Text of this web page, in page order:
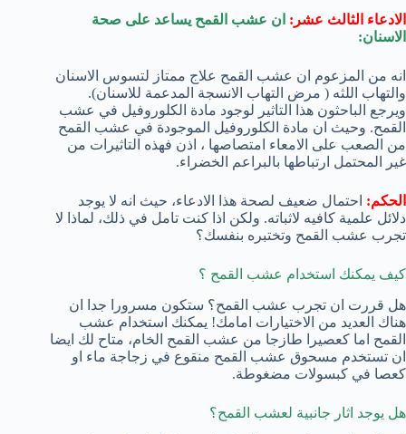
الادعاء الثالث عشر: ان عشب القمح يساعد على صحة
الاسنان:
انه من المزعوم ان عشب القمح علاج ممتاز لتسوس الاسنان
والتهاب اللثه ( مرض التهاب الانسجة المدعمة للاسنان).
ويرجع الباحثون هذا التاثير لوجود مادة الكلوروفيل في عشب
القمح. وحيث ان مادة الكلوروفيل الموجودة في عشب القمح
من الصعب على الامعاء امتصاصها ، اذن فهذه التاثيرات من
غير المحتمل ارتباطها بالبراعم الخضراء.
الحكم: احتمال ضعيف لصحة هذا الادعاء، حيث انه لا يوجد
دلائل علمية كافيه لاثباته. ولكن اذا كنت تامل في ذلك، لماذا لا
تجرب عشب القمح وتختبره بنفسك؟
كيف يمكنك استخدام عشب القمح ؟
هل قررت ان تجرب عشب القمح؟ ستكون مسرورا جدا ان
هناك العديد من الاختيارات امامك! يمكنك استخدام عشب
القمح اما كعصيرا طازجا من عشب القمح الخام، متاح لك ايضا
ان تستخدم مسحوق عشب القمح منقوع في زجاجة ماء او
كعصا في كبسولات مضغوطة.
هل يوجد اثار جانبية لعشب القمح؟